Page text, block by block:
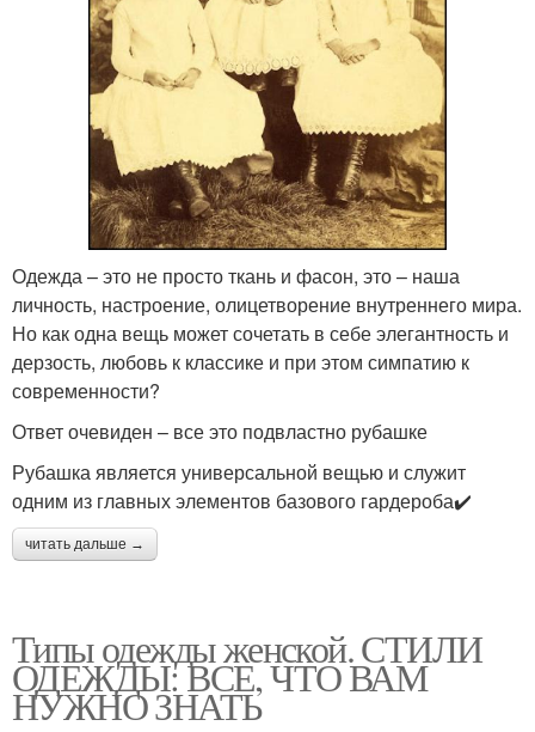
Одежда – это не просто ткань и фасон, это – наша
личность, настроение, олицетворение внутреннего мира.
Но как одна вещь может сочетать в себе элегантность и
дерзость, любовь к классике и при этом симпатию к
современности?
Ответ очевиден – все это подвластно рубашке
Рубашка является универсальной вещью и служит
одним из главных элементов базового гардероба✔️
читать дальше →
Типы одежды женской. СТИЛИ
ОДЕЖДЫ: ВСЕ, ЧТО ВАМ
НУЖНО ЗНАТЬ